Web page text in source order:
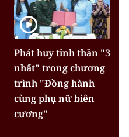
Phát huy tinh thần "3
nhất" trong chương
trình "Đồng hành
cùng phụ nữ biên
cương"